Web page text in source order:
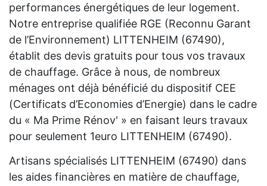
performances énergétiques de leur logement.
Notre entreprise qualifiée RGE (Reconnu Garant
de l’Environnement) LITTENHEIM (67490),
établit des devis gratuits pour tous vos travaux
de chauffage. Grâce à nous, de nombreux
ménages ont déjà bénéficié du dispositif CEE
(Certificats d’Economies d’Energie) dans le cadre
du « Ma Prime Rénov' » en faisant leurs travaux
pour seulement 1euro LITTENHEIM (67490).
Artisans spécialisés LITTENHEIM (67490) dans
les aides financières en matière de chauffage,